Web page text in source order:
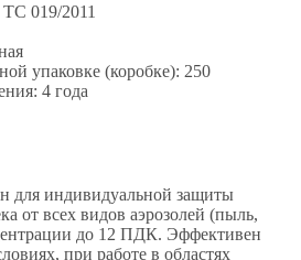
019/2011
упаковке (коробке): 250
4 года
для индивидуальной защиты
от всех видов аэрозолей (пыль,
до 12 ПДК. Эффективен
при работе в областях